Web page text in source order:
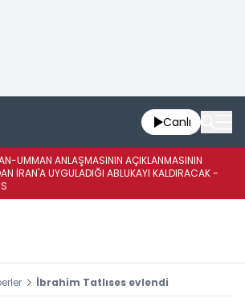
Canlı
UMMAN ANLAŞMASININ AÇIKLANMASININ
İRAN'A UYGULADIĞI ABLUKAYI KALDIRACAK -
İbrahim Tatlıses evlendi